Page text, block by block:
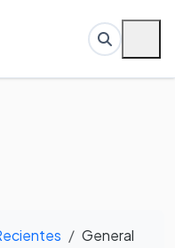
General